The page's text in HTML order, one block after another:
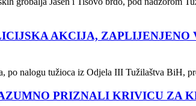
AKCIJA,
po nalogu tužioca iz Odjela III Tužilaštva BiH,
PRIZNALI KRIVICU ZA